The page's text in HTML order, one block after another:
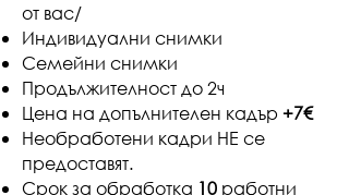
от вас/
Индивидуални снимки
Семейни снимки
Продължителност до 2ч
Цена на допълнителен кадър +7€
Необработени кадри НЕ се
предоставят.
Срок за обработка 10 работни